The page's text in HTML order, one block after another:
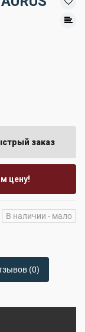
заказ
цену!
В наличии - мало
(0)